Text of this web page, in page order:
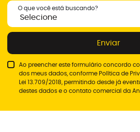
O que você está buscando?
Enviar
Ao preencher este formulário concordo
dos meus dados, conforme Política de
Lei 13.709/2018, permitindo desde já
destes dados e o contato comercial da